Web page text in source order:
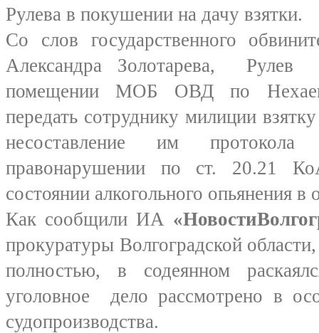
Рулева в покушении на дачу взятки.
Со слов государственного
Александра Золотарева,
помещении МОБ ОВД по
передать сотруднику милиции
несоставление им протокола
правонарушении по ст. 20.21
состоянии алкогольного опьянения
Как сообщили ИА
прокуратуры Волгоградской
полностью, в содеянном
уголовное дело рассмотрено в
судопроизводства.